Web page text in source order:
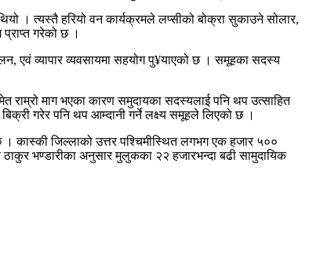
। त्यस्तै हरियो वन कार्यक्रमले लप्सीको बोक्रा सुकाउने सोलार,
गरेको छ ।
एवं व्यापार व्यवसायमा सहयोग पु¥याएको छ । समूहका सदस्य
राम्रो माग भएका कारण समुदायका सदस्यलाई पनि थप उत्साहित
गरेर पनि थप आम्दानी गर्ने लक्ष्य समूहले लिएको छ ।
। कास्की जिल्लाको उत्तर पश्चिमीस्थित लगभग एक हजार ५००
भण्डारीका अनुसार मुलुकका २२ हजारभन्दा बढी सामुदायिक